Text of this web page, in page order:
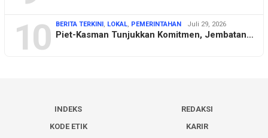
10 BERITA TERKINI LOKAL PEMERINTAHAN Juli 29, 2026
Piet-Kasman Tunjukkan Komitmen, Jembatan…
INDEKS
REDAKSI
KODE ETIK
KARIR